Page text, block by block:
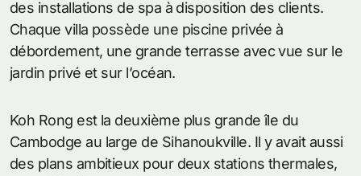
des installations de spa à disposition des clients.
Chaque villa possède une piscine privée à
débordement, une grande terrasse avec vue sur le
jardin privé et sur l’océan.
Koh Rong est la deuxième plus grande île du
Cambodge au large de Sihanoukville. Il y avait aussi
des plans ambitieux pour deux stations thermales,